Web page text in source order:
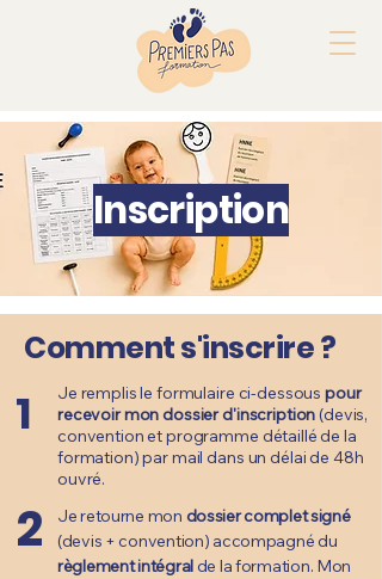
Inscription
Comment s'inscrire ?
1 Je remplis le formulaire ci-dessous pour
recevoir mon dossier d'inscription(devis,
convention et programme détaillé de la
formation) par mail dans un délai de 48h
ouvré.
2 Je retourne mon dossier complet signé
(devis + convention) accompagné du
règlement intégralde la formation. Mon